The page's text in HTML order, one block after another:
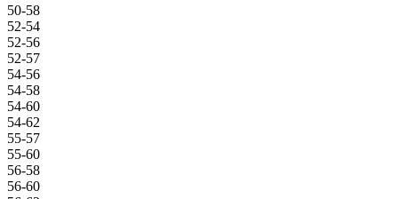
50-58
52-54
52-56
52-57
54-56
54-58
54-60
54-62
55-57
55-60
56-58
56-60